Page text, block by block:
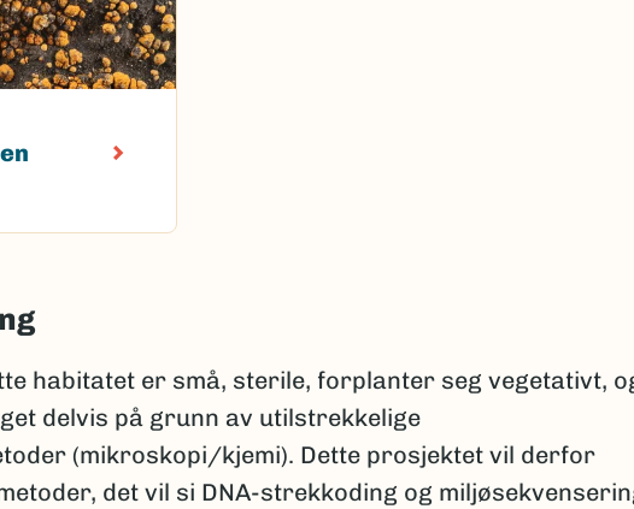
habitatet er små, sterile, forplanter seg vegetativt,
delvis på grunn av utilstrekkelige
(mikroskopi/kjemi). Dette prosjektet vil derfor
det vil si DNA-strekkoding og